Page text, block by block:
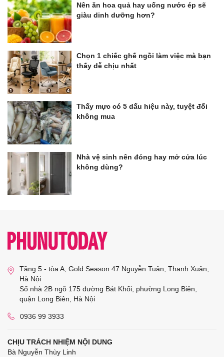
Nên ăn hoa quả hay uống nước ép sẽ
giàu dinh dưỡng hơn?
Chọn 1 chiếc ghế ngồi làm việc mà bạn
thấy dễ chịu nhất
Thấy mực có 5 dấu hiệu này, tuyệt đối
không mua
Nhà vệ sinh nên đóng hay mở cửa lúc
không dùng?
Tầng 5 - tòa A, Gold Season 47 Nguyễn Tuân, Thanh Xuân,
Hà Nội
Số nhà 2B ngõ 175 đường Bát Khối, phường Long Biên,
quận Long Biên, Hà Nội
0936 99 3933
CHỊU TRÁCH NHIỆM NỘI DUNG
Bà Nguyễn Thùy Linh